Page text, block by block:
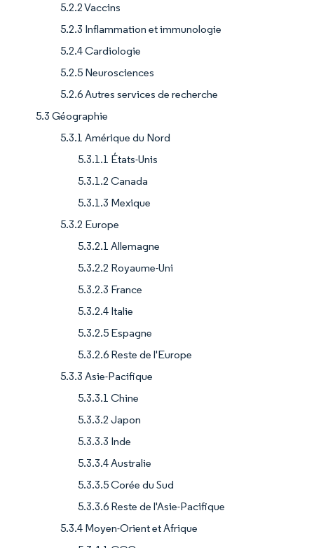
5.2.2 Vaccins
5.2.3 Inflammation et immunologie
5.2.4 Cardiologie
5.2.5 Neurosciences
5.2.6 Autres services de recherche
5.3 Géographie
5.3.1 Amérique du Nord
5.3.1.1 États-Unis
5.3.1.2 Canada
5.3.1.3 Mexique
5.3.2 Europe
5.3.2.1 Allemagne
5.3.2.2 Royaume-Uni
5.3.2.3 France
5.3.2.4 Italie
5.3.2.5 Espagne
5.3.2.6 Reste de l'Europe
5.3.3 Asie-Pacifique
5.3.3.1 Chine
5.3.3.2 Japon
5.3.3.3 Inde
5.3.3.4 Australie
5.3.3.5 Corée du Sud
5.3.3.6 Reste de l'Asie-Pacifique
5.3.4 Moyen-Orient et Afrique